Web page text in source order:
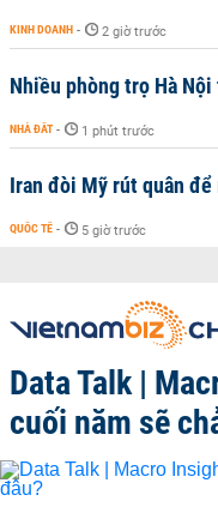
KINH DOANH - 2 giờ trước
Nhiều phòng trọ Hà Nội
NHÀ ĐẤT - 1 phút trước
Iran đòi Mỹ rút quân
QUỐC TẾ - 5 giờ trước
Data Talk |
cuối năm sẽ